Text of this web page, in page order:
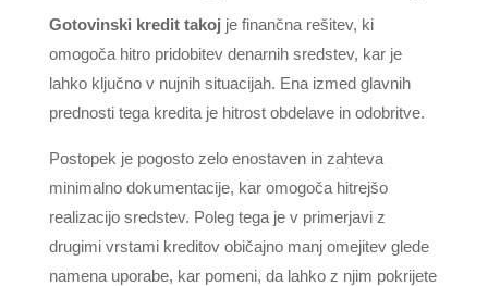
Gotovinski kredit takoj je finančna rešitev, ki
omogoča hitro pridobitev denarnih sredstev, kar je
lahko ključno v nujnih situacijah. Ena izmed glavnih
prednosti tega kredita je hitrost obdelave in odobritve.
Postopek je pogosto zelo enostaven in zahteva
minimalno dokumentacije, kar omogoča hitrejšo
realizacijo sredstev. Poleg tega je v primerjavi z
drugimi vrstami kreditov običajno manj omejitev glede
namena uporabe, kar pomeni, da lahko z njim pokrijete